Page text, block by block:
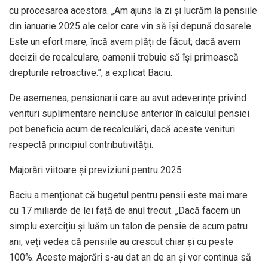
cu procesarea acestora. „Am ajuns la zi și lucrăm la pensiile
din ianuarie 2025 ale celor care vin să își depună dosarele.
Este un efort mare, încă avem plăți de făcut; dacă avem
decizii de recalculare, oamenii trebuie să își primească
drepturile retroactive.”, a explicat Baciu.
De asemenea, pensionarii care au avut adeverințe privind
venituri suplimentare neincluse anterior în calculul pensiei
pot beneficia acum de recalculări, dacă aceste venituri
respectă principiul contributivității.
Majorări viitoare și previziuni pentru 2025
Baciu a menționat că bugetul pentru pensii este mai mare
cu 17 miliarde de lei față de anul trecut. „Dacă facem un
simplu exercițiu și luăm un talon de pensie de acum patru
ani, veți vedea că pensiile au crescut chiar și cu peste
100%. Aceste majorări s-au dat an de an și vor continua să